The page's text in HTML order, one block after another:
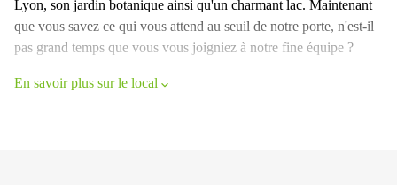
Lyon, son jardin botanique ainsi qu'un charmant lac. Maintenant
que vous savez ce qui vous attend au seuil de notre porte, n'est-il
pas grand temps que vous vous joigniez à notre fine équipe ?
En savoir plus sur le local